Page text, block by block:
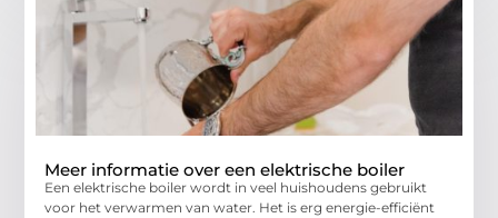
Meer informatie over een elektrische boiler
Een elektrische boiler wordt in veel huishoudens gebruikt
voor het verwarmen van water. Het is erg energie-efficiënt